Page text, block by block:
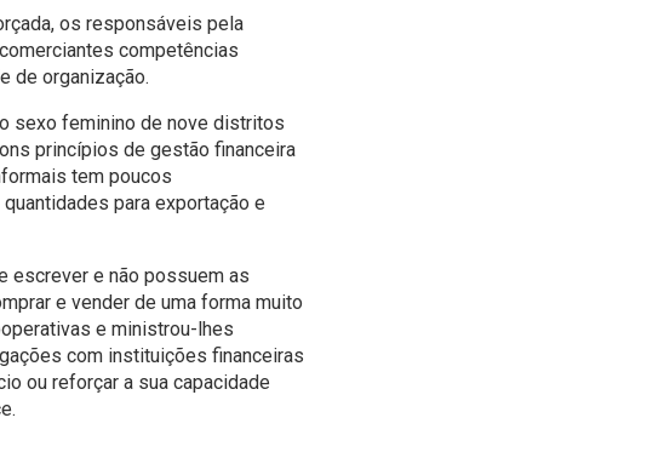
os responsáveis pela
competências
de organização.
sexo feminino de nove distritos
princípios de gestão financeira
tem poucos
para exportação e
escrever e não possuem as
e vender de uma forma muito
e ministrou-lhes
com instituições financeiras
ou reforçar a sua capacidade